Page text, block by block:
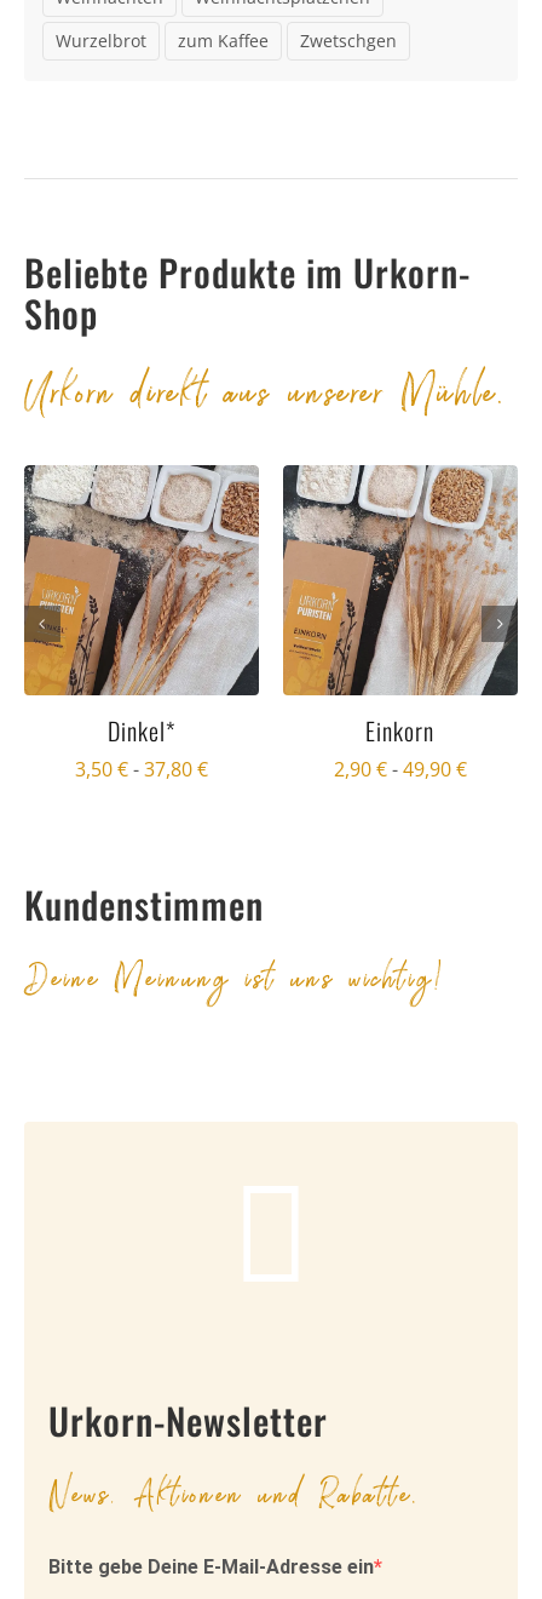
Wurzelbrot
zum Kaffee Zwetschgen
Beliebte Produkte im Urkorn-
Shop
Urkorn direkt aus unserer Mühle.
Dinkel*
3,50€-37,80€
Einkorn
2,90€-49,90€
Kundenstimmen
Deine Meinung ist uns wichtig!
Urkorn-Newsletter
News, Aktionen und Rabatte.
Bitte gebe Deine E-Mail-Adresse ein